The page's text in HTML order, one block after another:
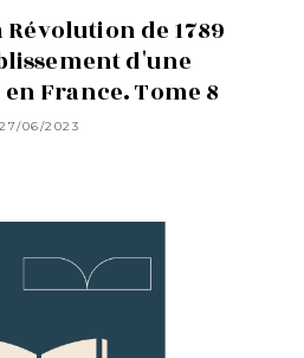
de 1789
d'une
France. Tome 8
27/06/2023